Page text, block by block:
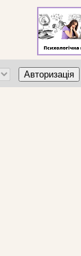
Авторизація